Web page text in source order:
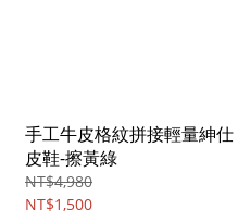
手工牛皮格紋拼接輕量紳仕
皮鞋-擦黃綠
NT$4,980
NT$1,500